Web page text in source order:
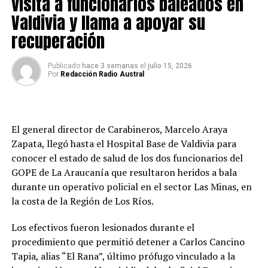
Finalmente, Senapred recomendó a la población evitar
desplazamientos innecesarios, privilegiar el uso de
vehículos de doble tracción cuando sea indispensable
movilizarse y trasladar preventivamente a las personas
más vulnerables hacia zonas seguras si las condiciones lo
requieren.
contra los carabineros.
Producto del ataque, dos funcionarios resultaron
heridos. Uno recibió un impacto balístico en el rostro y
permanece en estado grave, mientras que el segundo
fue lesionado en el abdomen y presenta una evolución
está en una situación de gravedad. Hay un segundo
funcionario del GOPE herido con un impacto de
proyectil en su abdomen, pero está en un estado de
menor gravedad que el primero”, señaló el fiscal Bustos.
El imputado también resultó herido durante el
siendo trasladado hasta el Hospital Base de Valdivia
fuera de riesgo vital.
Valdivia y llama a apoyar su
recuperación
Publicado hace 3 semanas el julio 15, 2026
Por Redacción Radio Austral
El general director de Carabineros, Marcelo Araya
Zapata, llegó hasta el Hospital Base de Valdivia para
conocer el estado de salud de los dos funcionarios del
GOPE de La Araucanía que resultaron heridos a bala
durante un operativo policial en el sector Las Minas, en
la costa de la Región de Los Ríos.
Los efectivos fueron lesionados durante el
procedimiento que permitió detener a Carlos Cancino
Tapia, alias “El Rana”, último prófugo vinculado a la